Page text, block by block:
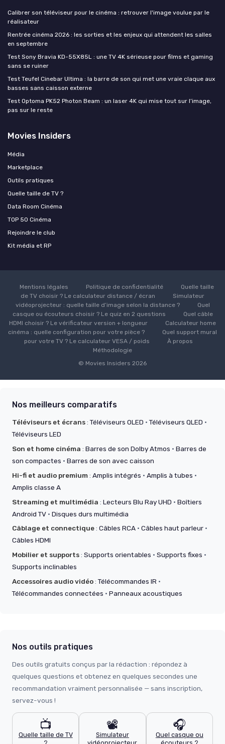
Calibrer son téléviseur pour le cinéma : retrouver l'image voulue par le
réalisateur
Rentrée cinéma 2026 : les sorties et les enjeux qui attendent les salles
en septembre
Test Sony Bravia KD-55X85L : une TV 4K sérieuse pour films et gaming
sans se ruiner
Test Teufel Cinebar Ultima : la barre de son qui met une vraie claque aux
basses sans caisson externe
Test Optoma PK52 Photon Beam : un laser 4K qui mise tout sur l’image,
pas sur le reste
Movies Insiders
Média
Marketplace
Outils pratiques
Quelle taille de TV ?
Data Room Cinéma
TOP 50 Cinéma
Rejoindre le club
Kit média et RP
Mentions légales Politique de confidentialité
Quelle taille
de TV choisir ? Le calculateur distance / écran
Simulateur
vidéoprojecteur : quelle taille d’image selon la distance ?
Quel
casque ou écouteurs choisir ? Le quiz en 2 questions
Quel câble
HDMI choisir ? Le vérificateur version + longueur
Calculateur home
cinéma : quelle configuration pour votre pièce ?
Quel support mural
pour votre TV ? Le calculateur VESA / poids
À propos
Méthodologie
© Movies Insiders 2026
Nos meilleurs comparatifs
Téléviseurs et écrans:Téléviseurs OLED ·Téléviseurs QLED ·
Téléviseurs LED
Son et home cinéma : Barres de son Dolby Atmos · Barres de
son compactes · Barres de son avec caisson
Hi-fi et audio premium: Amplis intégrés · Amplis à tubes ·
Amplis classe A
Streaming et multimédia : Lecteurs Blu Ray UHD · Boîtiers
Android TV · Disques durs multimédia
Câblage et connectique: Câbles RCA · Câbles haut parleur ·
Câbles HDMI
Mobilier et supports: Supports orientables · Supports fixes ·
Supports inclinables
Accessoires audio vidéo:Télécommandes IR ·
Télécommandes connectées · Panneaux acoustiques
Nos outils pratiques
Des outils gratuits conçus par la rédaction : répondez à
quelques questions et obtenez en quelques secondes une
recommandation vraiment personnalisée — sans inscription,
servez-vous !
📺
Quelle taille de TV
📽️
Simulateur
🎧
Quel casque ou